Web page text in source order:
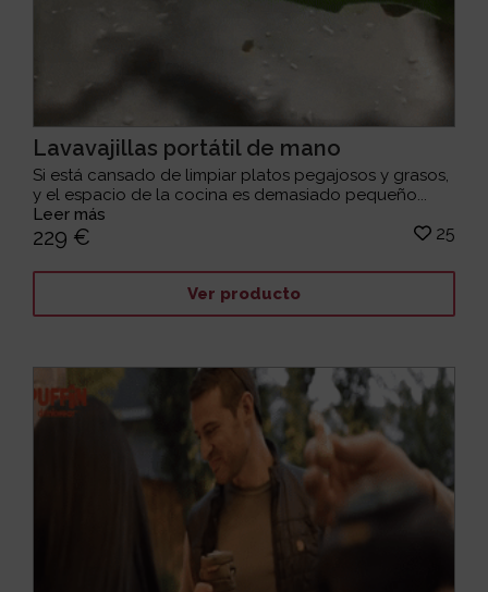
Lavavajillas portátil de mano
Si está cansado de limpiar platos pegajosos y grasos,
y el espacio de la cocina es demasiado pequeño...
Leer más
229 € 25
Ver producto